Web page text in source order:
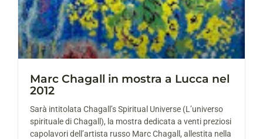
Marc Chagall in mostra a Lucca nel
2012
Sarà intitolata Chagall’s Spiritual Universe (L’universo
spirituale di Chagall), la mostra dedicata a venti preziosi
capolavori dell’artista russo Marc Chagall, allestita nella